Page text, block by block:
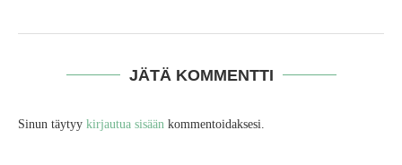
JÄTÄ KOMMENTTI
Sinun täytyy kirjautua sisään kommentoidaksesi.